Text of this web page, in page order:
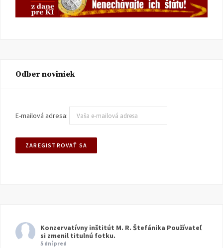
Odber noviniek
E-mailová adresa:
Konzervatívny inštitút M. R. Štefánika Používateľ
si zmenil titulnú fotku.
5 dní pred